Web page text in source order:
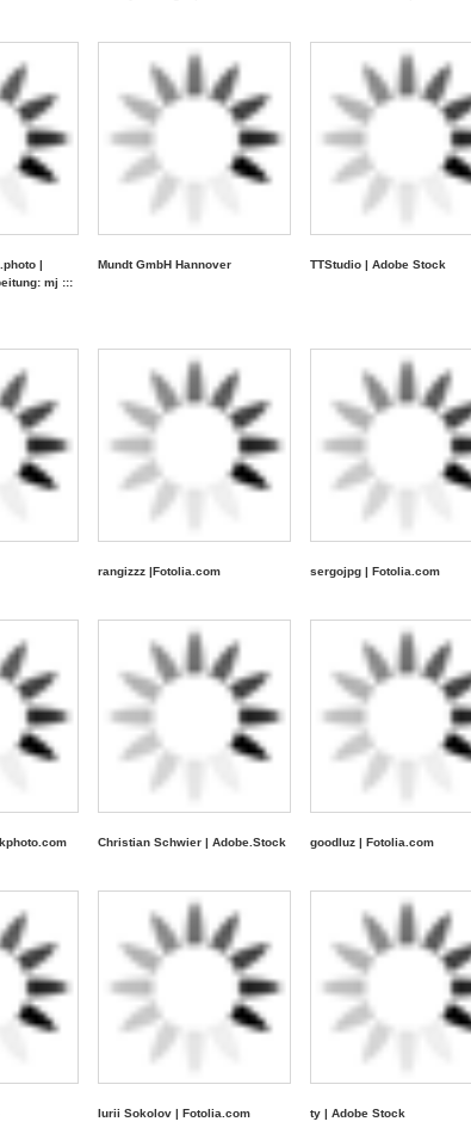
|
mj :::
Mundt GmbH Hannover TTStudio | Adobe Stock
rangizzz |Fotolia.com sergojpg | Fotolia.com
Christian Schwier | Adobe.Stock goodluz | Fotolia.com
Iurii Sokolov | Fotolia.com ty | Adobe Stock